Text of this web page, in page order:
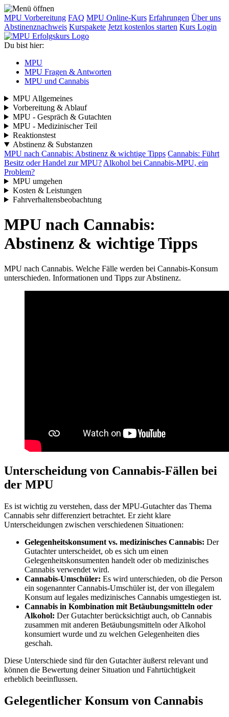
MPU Vorbereitung FAQ MPU Online-Kurs Erfahrungen Über uns
Abstinenznachweis Kurspakete Jetzt kostenlos starten Kurs Login
Du bist hier:
MPU
MPU Fragen & Antworten
MPU und Cannabis
MPU Allgemeines
Vorbereitung & Ablauf
MPU - Gespräch & Gutachten
MPU - Medizinischer Teil
Reaktionstest
Abstinenz & Substanzen
MPU nach Cannabis: Abstinenz & wichtige Tipps Cannabis: Führt
Besitz oder Handel zur MPU? Alkohol bei Cannabis-MPU, ein
Problem?
MPU umgehen
Kosten & Leistungen
Fahrverhaltensbeobachtung
MPU nach Cannabis:
Abstinenz & wichtige Tipps
MPU nach Cannabis. Welche Fälle werden bei Cannabis-Konsum
unterschieden. Informationen und Tipps zur Abstinenz.
Unterscheidung von Cannabis-Fällen bei
der MPU
Es ist wichtig zu verstehen, dass der MPU-Gutachter das Thema
Cannabis sehr differenziert betrachtet. Er zieht klare
Unterscheidungen zwischen verschiedenen Situationen:
Gelegenheitskonsument vs. medizinisches Cannabis: Der
Gutachter unterscheidet, ob es sich um einen
Gelegenheitskonsumenten handelt oder ob medizinisches
Cannabis verwendet wird.
Cannabis-Umschüler: Es wird unterschieden, ob die Person
ein sogenannter Cannabis-Umschüler ist, der von illegalem
Konsum auf legales medizinisches Cannabis umgestiegen ist.
Cannabis in Kombination mit Betäubungsmitteln oder
Alkohol: Der Gutachter berücksichtigt auch, ob Cannabis
zusammen mit anderen Betäubungsmitteln oder Alkohol
konsumiert wurde und zu welchen Gelegenheiten dies
geschah.
Diese Unterschiede sind für den Gutachter äußerst relevant und
können die Bewertung deiner Situation und Fahrtüchtigkeit
erheblich beeinflussen.
Gelegentlicher Konsum von Cannabis